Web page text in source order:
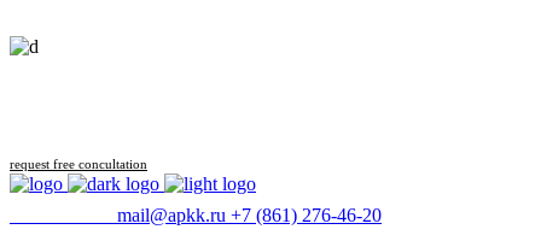
request free concultation
mail@apkk.ru +7 (861) 276-46-20